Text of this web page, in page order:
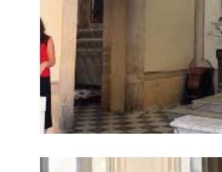
Parrocchia San Pietro Apostolo 4